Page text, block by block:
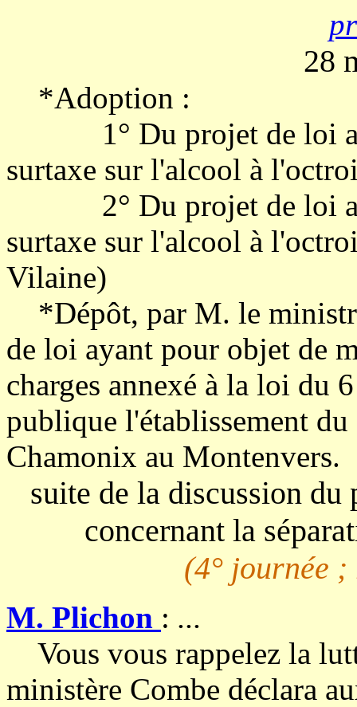
28
*Adoption :
1° Du projet de loi
surtaxe sur l'alcool à
2° Du projet de loi
surtaxe sur l'alcool à
Vilaine)
*Dépôt, par M. le
de loi ayant pour objet de
charges annexé à la loi du
publique l'établissement
Chamonix au Montenvers.
suite de la discussion
concernant la
(4° journée ;
M. Plichon : ...
Vous vous rappelez la
ministère Combe déclara